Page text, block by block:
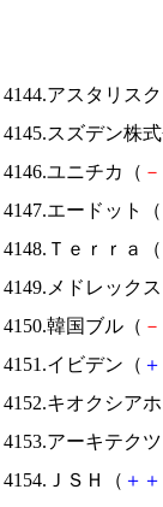
4144.アスタリス
4145.スズデン株
4146.ユニチカ（ －
4147.エードット（
4148.Ｔｅｒｒａ（
4149.メドレック
4150.韓国ブル（ －
4151.イビデン（ ＋
4152.キオクシア
4153.アーキテク
4154.ＪＳＨ（ ＋ ＋